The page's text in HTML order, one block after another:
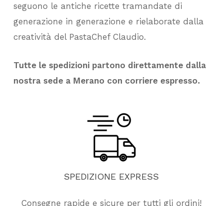
seguono le antiche ricette tramandate di
generazione in generazione e rielaborate dalla
creatività del PastaChef Claudio.
Tutte le spedizioni partono direttamente dalla
nostra sede a Merano con corriere espresso.
SPEDIZIONE EXPRESS
Consegne rapide e sicure per tutti gli ordini!